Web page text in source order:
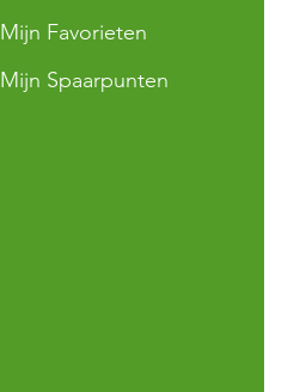
Mijn Favorieten
Mijn Spaarpunten